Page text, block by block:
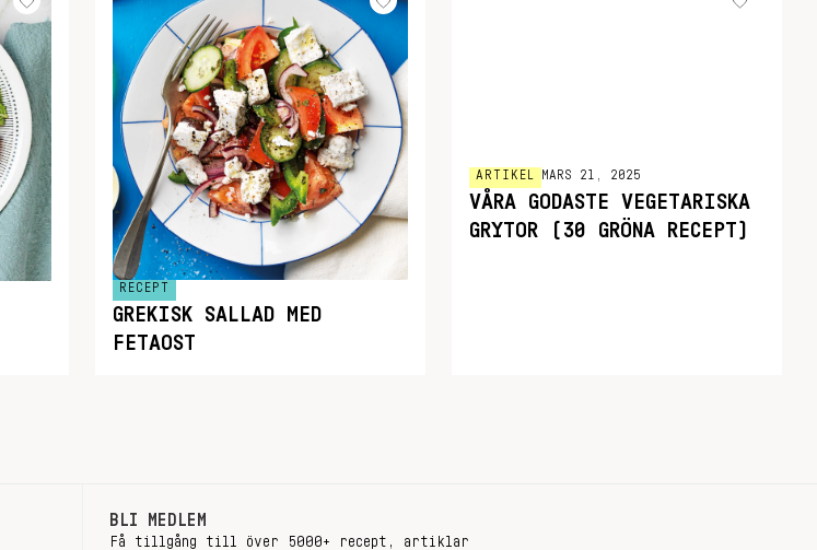
RECEPT
GREKISK SALLAD MED
FETAOST
ARTIKEL MARS 21, 2025
VÅRA GODASTE VEGETARISKA
GRYTOR (30 GRÖNA RECEPT)
BLI MEDLEM
Få tillgång till över 5000+ recept, artiklar